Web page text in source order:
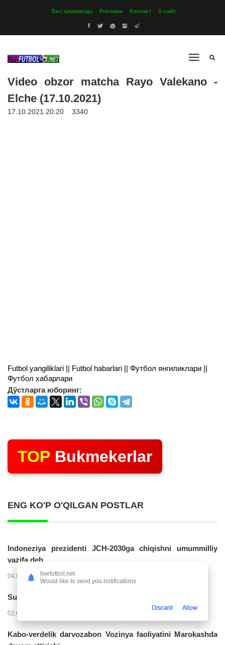
Биз ҳақимизда Реклама Контакт Х-сайт
Video obzor matcha Rayo Valekano -
Elche (17.10.2021)
17.10.2021 20:20 3340
Futbol yangiliklari || Futbol habarlari || Футбол янгиликлари ||
Футбол хабарлари
Дўстларга юборинг:
TOP Bukmekerlar
ENG KO'P O'QILGAN POSTLAR
Indoneziya prezidenti JCH-2030ga chiqishni umummilliy
vazifa deb...
04.08.2026 02:11 14316
Superliga. “Buxoro” - “Lokomotiv”...
02.08.2026 03:08
Kabo-verdelik darvozabon Vozinya faoliyatini Marokashda
livefutbol.net
Would like to send you notifications
Discard Allow